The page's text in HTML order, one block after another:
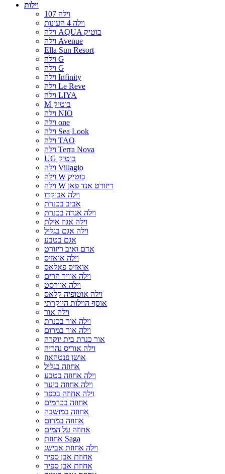
וילות
וילה 107
וילה 4 העונות
וילה AQUA בוטיק
וילה Avenue
Ella Sun Resort
וילה G
וילה G
וילה Infinity
וילה Le Reve
וילה LIYA
M בוטיק
וילה NIO
וילה one
וילה Sea Look
וילה TAO
וילה Terra Nova
UG בוטיק
וילה Villagio
וילה W בוטיק
וילה W ריזורט אנד פאן
וילה אבוקדו
אביב בכנרת
וילה אגדה בכנרת
וילה אגוז אילת
וילה אגם בגליל
אגם בטבע
אדם ואיב ריזורט
וילה אואזיס
אואזיס פאלאס
וילה אוויר הרים
וילה אוורסט
וילה אוטופיה קלאס
אוסף הוילות היוקרתי
וילה אור
וילה אור בכנרת
וילה אור במרום
אור כנרת בית יוקרה
וילה אוריס נהריה
אושן פנטהאוז
אחוזה בגליל
וילה אחוזה בטבע
וילה אחוזה ביער
וילה אחוזה בכפר
אחוזה בכרמים
אחוזה במושבה
אחוזה במרום
אחוזה על המים
אחוזת Saga
וילה אחוזת אבישג
אחוזת אבן ספיר
אחוזת אבן ספיר